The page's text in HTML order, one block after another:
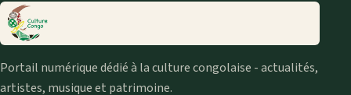
Portail numérique dédié à la culture congolaise - actualités,
artistes, musique et patrimoine.